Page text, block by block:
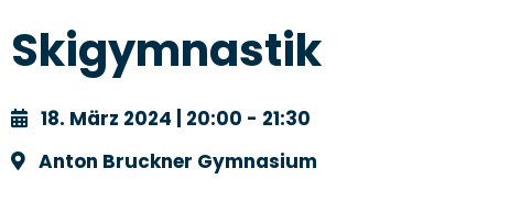
Skigymnastik
18. März 2024 | 20:00 - 21:30
Anton Bruckner Gymnasium